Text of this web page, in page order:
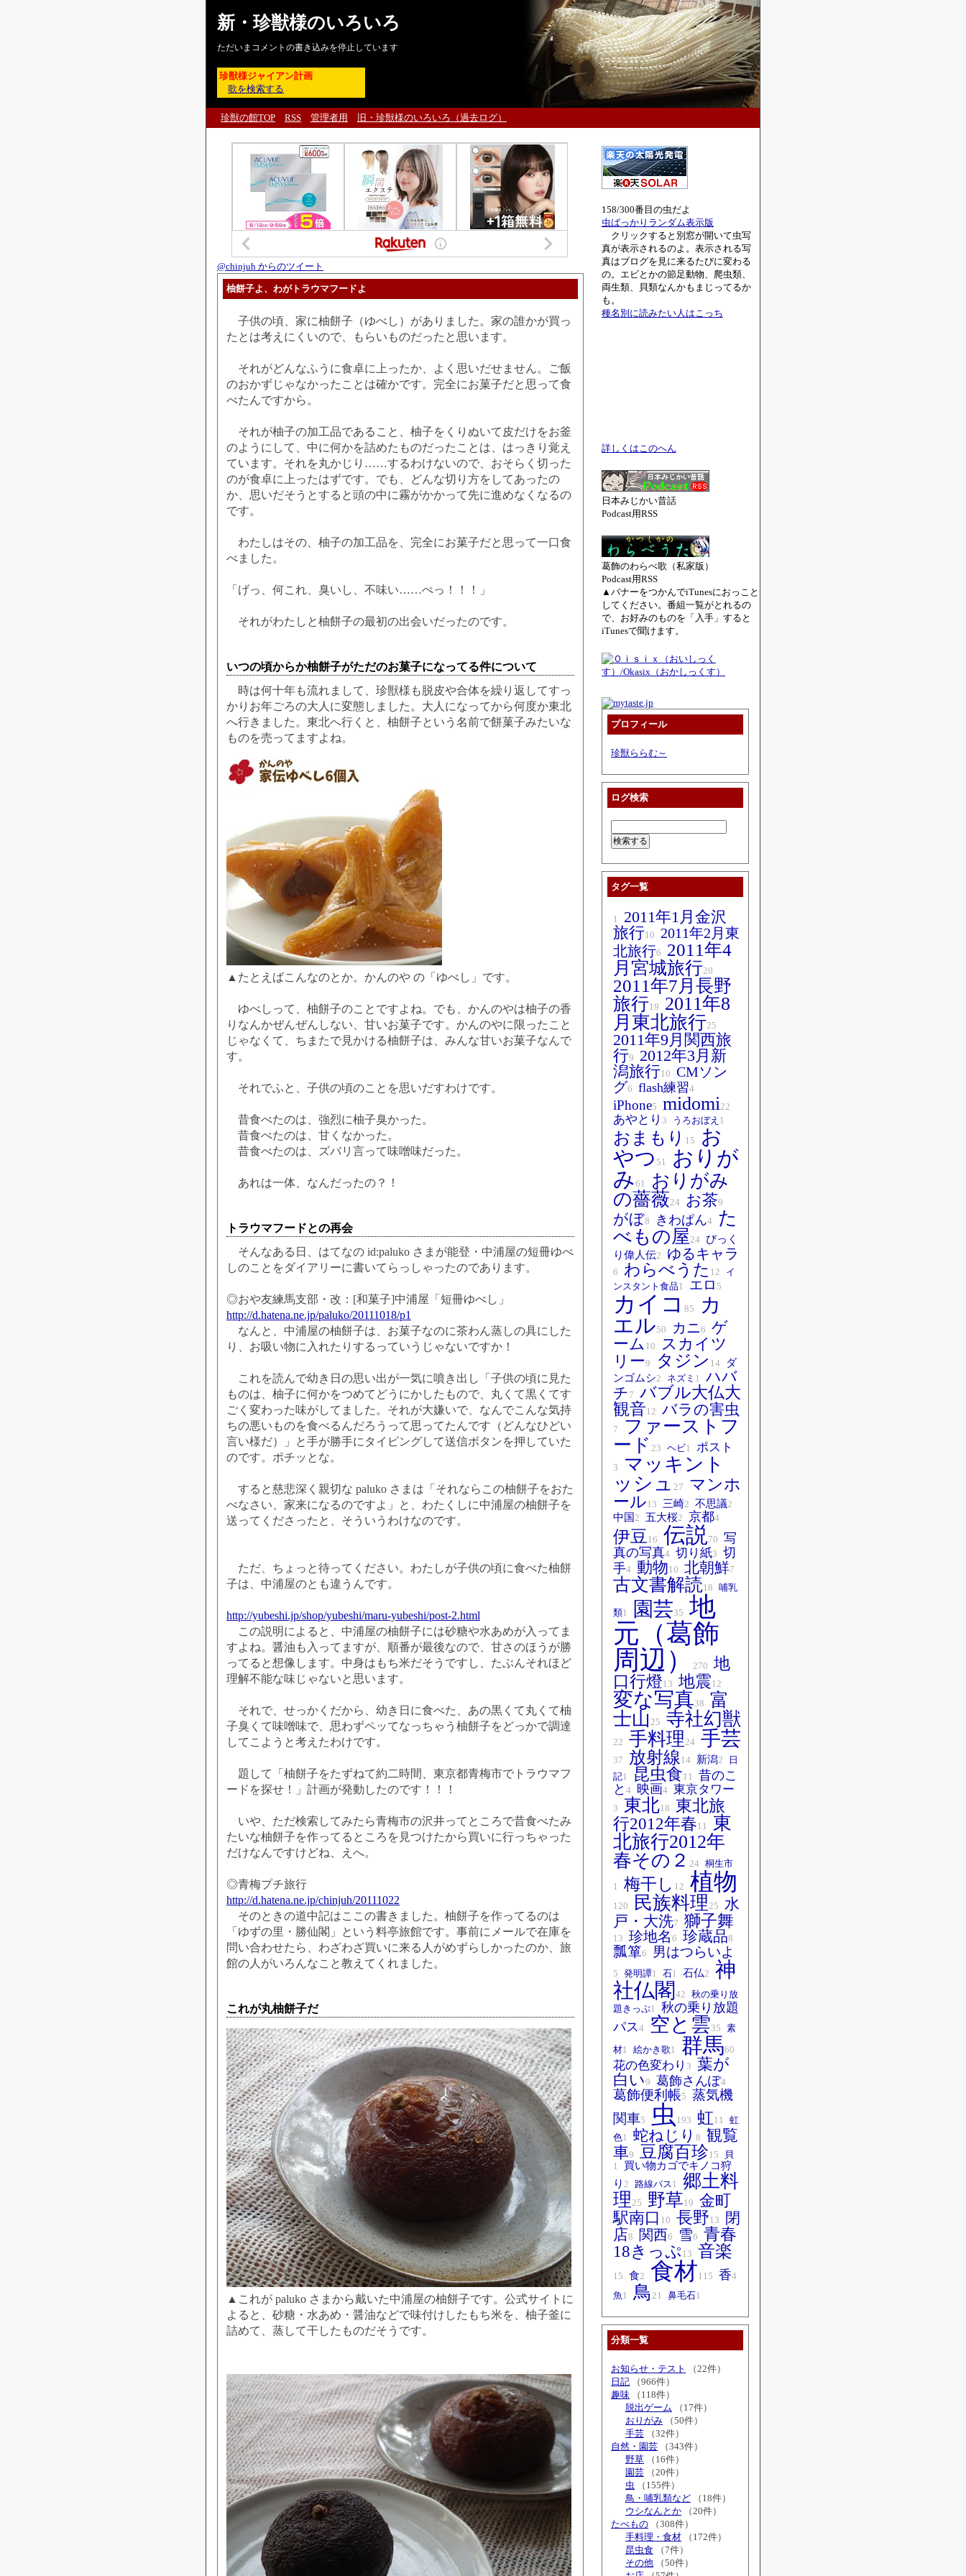
新・珍獣様のいろいろ
ただいまコメントの書き込みを停止しています
珍獣様ジャイアン計画
歌を検索する
珍獣の館TOP RSS 管理者用 旧・珍獣様のいろいろ（過去ログ）
158/300番目の虫だよ
虫ばっかりランダム表示版
クリックすると別窓が開いて虫写
真が表示されるのよ。表示される写
真はブログを見に来るたびに変わる
の。エビとかの節足動物、爬虫類、
両生類、貝類なんかもまじってるか
も。
種名別に読みたい人はこっち
詳しくはこのへん
日本みじかい昔話
Podcast用RSS
葛飾のわらべ歌（私家版）
Podcast用RSS
▲バナーをつかんでiTunesにおっこと
してください。番組一覧がとれるの
で、お好みのものを「入手」すると
iTunesで聞けます。
プロフィール
珍獣ららむ～
ログ検索
タグ一覧
1
2011年1月金沢
旅行10
2011年2月東
北旅行6
2011年4
月宮城旅行20
2011年7月長野
旅行19
2011年8
月東北旅行25
2011年9月関西旅
行9
2012年3月新
潟旅行10 CMソン
グ6 flash練習4
iPhone5 midomi22
あやとり 3 うろおぼえ 1
おまもり 15
お
やつ 51
おりが
み61
おりがみ
の薔薇24 お茶9
がぼ8 きわぱん4
た
べもの屋24 びっく
り偉人伝2 ゆるキャラ
6 わらべうた 12
イ
ンスタント食品1 エロ 5
カイコ 85
カ
エル50 カニ6 ゲ
ーム 10
スカイツ
リー9 タジン 14
ダ
ンゴムシ2 ネズミ 1
ハバ
チ 7 バブル大仏大
観音12 バラの害虫
7
ファーストフ
ード 23 ヘビ1 ポスト
3
マッキント
ッシュ 27
マンホ
ール13 三崎2 不思議2
中国 2 五大桜2 京都4
伊豆 16 伝説70 写
真の写真4 切り紙3 切
手4 動物10 北朝鮮7
古文書解読18 哺乳
類1 園芸35 地
元（葛飾
周辺）
270 地
口行燈13 地震12
変な写真38 富
士山 25 寺社幻獣
22 手料理24 手芸
37 放射線 14 新潟2
日
記1 昆虫食11
昔のこ
と 4 映画4 東京タワー
3 東北18
東北旅
行2012年春11
東
北旅行2012年
春その２ 24 桐生市
1 梅干し 12 植物
120 民族料理25 水
戸・大洗7 獅子舞
13 珍地名 6 珍蔵品8
瓢箪6 男はつらいよ
5 発明譚1 石1 石仏2 神
社仏閣 42 秋の乗り放
題きっぷ1
秋の乗り放題
パス4 空と雲35 素
材1 絵かき歌1 群馬60
花の色変わり 3 葉が
白い9 葛飾さんぽ4
葛飾便利帳5 蒸気機
関車5 虫 193 虹11
虹
色1 蛇ねじり 8 観覧
車9 豆腐百珍15
貝
1
買い物カゴでキノコ狩
り 2 路線バス1
郷土料
理25 野草19 金町
駅南口 10 長野13
閉
店8 関西6 雪6 青春
18きっぷ13 音楽
15 食2 食材115 香4
魚1 鳥 21 鼻毛石1
分類一覧
お知らせ・テスト
（22件）
日記 （966件）
趣味 （118件）
脱出ゲーム （17件）
おりがみ （50件）
手芸 （32件）
自然・園芸 （343件）
野草 （16件）
園芸 （20件）
虫 （155件）
鳥・哺乳類など （18件）
ウシなんとか （20件）
たべもの （308件）
手料理・食材 （172件）
昆虫食 （7件）
その他 （50件）
@chinjuh からのツイート
柚餅子よ、わがトラウマフードよ
子供の頃、家に柚餅子（ゆべし）がありました。家の誰かが買っ
たとは考えにくいので、もらいものだったと思います。
それがどんなふうに食卓に上ったか、よく思いだせません。ご飯
のおかずじゃなかったことは確かです。完全にお菓子だと思って食
べたんですから。
それが柚子の加工品であること、柚子をくりぬいて皮だけをお釜
のようにして、中に何かを詰めたものだったことは、はっきり覚え
ています。それを丸かじり……するわけないので、おそらく切った
のが食卓に上ったはずです。でも、どんな切り方をしてあったの
か、思いだそうとすると頭の中に霧がかかって先に進めなくなるの
です。
わたしはその、柚子の加工品を、完全にお菓子だと思って一口食
べました。
「げっ、何これ、臭いし、不味い……ぺっ！！！」
それがわたしと柚餅子の最初の出会いだったのです。
いつの頃からか柚餅子がただのお菓子になってる件について
時は何十年も流れまして、珍獣様も脱皮や合体を繰り返してすっ
かりお年ごろの大人に変態しました。大人になってから何度か東北
へ行きました。東北へ行くと、柚餅子という名前で餅菓子みたいな
ものを売ってますよね。
▲たとえばこんなのとか。かんのや の「ゆべし」です。
ゆべしって、柚餅子のことですよね。でも、かんのやは柚子の香
りなんかぜんぜんしない、甘いお菓子です。かんのやに限ったこと
じゃなくて、ちまたで見かける柚餅子は、みんな甘いお菓子なんで
す。
それでふと、子供の頃のことを思いだすわけです。
昔食べたのは、強烈に柚子臭かった。
昔食べたのは、甘くなかった。
昔食べたのは、ズバリ言って味噌味だった。
あれは一体、なんだったの？！
トラウマフードとの再会
そんなある日、はてなの id:paluko さまが能登・中浦屋の短冊ゆべ
しのことをダイアリーに書いてらっしゃったのであります。
◎おや友練馬支部・改：[和菓子]中浦屋「短冊ゆべし」
http://d.hatena.ne.jp/paluko/20111018/p1
なんと、中浦屋の柚餅子は、お菓子なのに茶わん蒸しの具にした
り、お吸い物に入れたりするっていうじゃないですか！
これを読んで幼き日の思い出が一気に噴き出し「子供の頃に見た
ものは、柚子に何かをつめてどうにかしたもので、丸くて黒くてす
ごく変わった味がしてました。それが大嫌いで、なんでこんな気持
ちの悪いものを食べるんだろうって思ってたんです（どんなひどい
言い様だ）」と手が勝手にタイピングして送信ボタンを押していた
のです。ポチッとな。
すると慈悲深く親切な paluko さまは「それならこの柚餅子をおた
べなさい、家来になるのですよ」と、わたくしに中浦屋の柚餅子を
送ってくださったと、そういうわけなのです。
ただ、ちょっと待ってください。わたしが子供の頃に食べた柚餅
子は、中浦屋のとも違うんです。
http://yubeshi.jp/shop/yubeshi/maru-yubeshi/post-2.html
この説明によると、中浦屋の柚餅子には砂糖や水あめが入ってま
すよね。醤油も入ってますが、順番が最後なので、甘さのほうが勝
ってると想像します。中身はもち米だそうですし、たぶんそれほど
理解不能な味じゃないと思います。
それで、せっかくだから、幼き日に食べた、あの黒くて丸くて柚
子臭くて味噌味で、思わずペッてなっちゃう柚餅子をどっかで調達
してこようと考えたわけです。
題して「柚餅子をたずねて約二時間、東京都青梅市でトラウマフ
ードを探せ！」計画が発動したのです！！！
いや、ただ検索してみたら青梅市の沢井ってところで昔食べたみ
たいな柚餅子を作ってるところを見つけたから買いに行っちゃった
だけなんですけどね、えへ。
◎青梅プチ旅行
http://d.hatena.ne.jp/chinjuh/20111022
そのときの道中記はここの書きました。柚餅子を作ってるのは
「ゆずの里・勝仙閣」という料亭旅館です。事前にメールで在庫を
問い合わせたら、わざわざ買いに来る人がめずらしかったのか、旅
館の人がいろんなこと教えてくれました。
これが丸柚餅子だ
▲これが paluko さまから戴いた中浦屋の柚餅子です。公式サイトに
よると、砂糖・水あめ・醤油などで味付けしたもち米を、柚子釜に
詰めて、蒸して干したものだそうです。